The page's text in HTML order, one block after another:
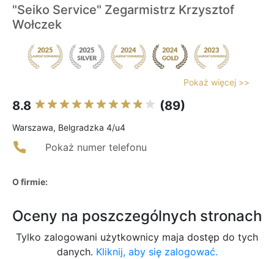
"Seiko Service" Zegarmistrz Krzysztof
Wołczek
Pokaż więcej >>
8.8 (89)
Warszawa, Belgradzka 4/u4
Pokaż numer telefonu
O firmie:
Oceny na poszczególnych stronach
Tylko zalogowani użytkownicy maja dostęp do tych
danych. Kliknij, aby się zalogować.